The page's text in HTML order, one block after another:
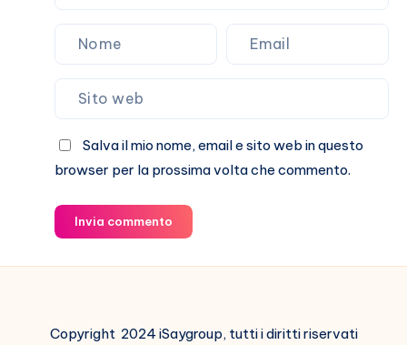
Salva il mio nome, email e sito web in questo
browser per la prossima volta che commento.
Invia commento
Copyright 2024 iSaygroup, tutti i diritti riservati